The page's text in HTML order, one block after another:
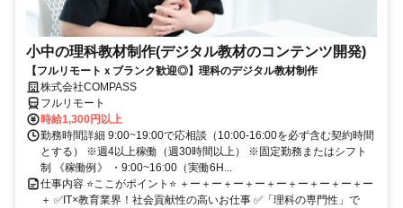
小中の理科教材制作(デジタル教材のコンテンツ開発)
【フルリモートｘブランク歓迎◎】理科のデジタル教材制作
株式会社COMPASS
フルリモート
時給1,300円以上
勤務時間詳細 9:00~19:00で応相談（10:00-16:00を必ず含む契約時間
とする） ※週4以上稼働（週30時間以上） ※固定勤務またはシフト
制 《稼働例》 ・9:00~16:00（実働6H...
仕事内容 ⭐ここがポイント⭐ ＋ー＋ー＋ー＋ー＋ー＋ー＋ー＋ー＋ー
＋ ✅IT×教育業界！社会貢献性の高いお仕事 ✅「理科の専門性」で